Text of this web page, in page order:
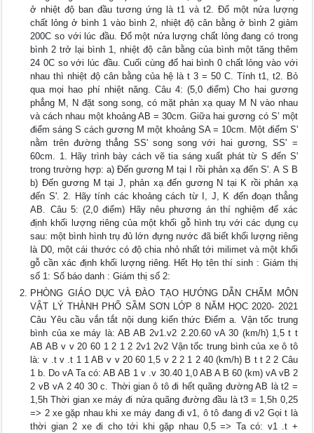
ở nhiệt độ ban đầu tương ứng là t1 và t2. Đổ một nửa lượng
chất lỏng ở bình 1 vào bình 2, nhiệt độ cân bằng ở bình 2 giảm
200C so với lúc đầu. Đổ một nửa lượng chất lỏng đang có trong
bình 2 trở lại bình 1, nhiệt độ cân bằng của bình một tăng thêm
24 0C so với lúc đầu. Cuối cùng đổ hai bình 0 chất lỏng vào với
nhau thì nhiệt độ cân bằng của hệ là t 3 = 50 C. Tính t1, t2. Bỏ
qua mọi hao phí nhiệt năng. Câu 4: (5,0 điểm) Cho hai gương
phẳng M, N đặt song song, có mặt phản xạ quay M N vào nhau
và cách nhau một khoảng AB = 30cm. Giữa hai gương có S’ một
điểm sáng S cách gương M một khoảng SA = 10cm. Một điểm S'
nằm trên đường thẳng SS' song song với hai gương, SS' =
60cm. 1. Hãy trình bày cách vẽ tia sáng xuất phát từ S đến S'
trong trường hợp: a) Đến gương M tại I rồi phản xạ đến S'. A S B
b) Đến gương M tại J, phản xạ đến gương N tại K rồi phản xạ
đến S'. 2. Hãy tính các khoảng cách từ I, J, K đến đoạn thẳng
AB. Câu 5: (2,0 điểm) Hãy nêu phương án thí nghiệm để xác
định khối lượng riêng của một khối gỗ hình trụ với các dụng cụ
sau: một bình hình trụ đủ lớn đựng nước đã biết khối lượng riêng
là D0, một cái thước có độ chia nhỏ nhất tới milimet và một khối
gỗ cần xác định khối lượng riêng. Hết Họ tên thí sinh : Giám thị
số 1: Số báo danh : Giám thị số 2:
PHÒNG GIÁO DỤC VÀ ĐÀO TẠO HƯỚNG DẪN CHẤM MÔN
VẬT LÝ THÀNH PHỐ SẦM SƠN LỚP 8 NĂM HỌC 2020- 2021
Câu Yêu cầu vắn tắt nội dung kiến thức Điểm a. Vận tốc trung
bình của xe máy là: AB AB 2v1.v2 2.20.60 vA 30 (km/h) 1,5 t t
AB AB v v 20 60 1 2 1 2 2v1 2v2 Vận tốc trung bình của xe ô tô
là: v .t v .t 1 1 AB v v 20 60 1,5 v 2 2 1 2 40 (km/h) B t t 2 2 Câu
1 b. Do vA Ta có: AB AB 1 v .v 30.40 1,0 AB A B 60 (km) vA vB 2
2 vB vA 2 40 30 c. Thời gian ô tô đi hết quãng đường AB là t2 =
1,5h Thời gian xe máy đi nửa quãng đường đầu là t3 = 1,5h 0,25
=> 2 xe gặp nhau khi xe máy đang đi v1, ô tô đang đi v2 Gọi t là
thời gian 2 xe đi cho tới khi gặp nhau 0,5 => Ta có: v1 .t +